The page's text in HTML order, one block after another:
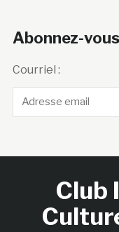
Abonnez-
Courriel :
Club